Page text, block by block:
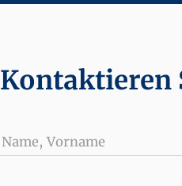
Kontaktieren
Name, Vorname